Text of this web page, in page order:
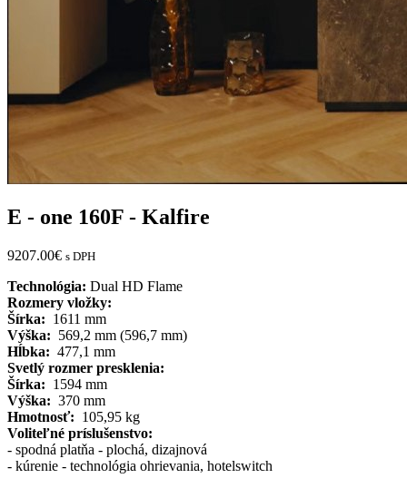
E - one 160F - Kalfire
9207.00€ s DPH
Technológia: Dual HD Flame
Rozmery vložky:
Šírka: 1611 mm
Výška: 569,2 mm (596,7 mm)
Hĺbka: 477,1 mm
Svetlý rozmer presklenia:
Šírka: 1594 mm
Výška: 370 mm
Hmotnosť: 105,95 kg
Voliteľné príslušenstvo:
- spodná platňa - plochá, dizajnová
- kúrenie - technológia ohrievania, hotelswitch